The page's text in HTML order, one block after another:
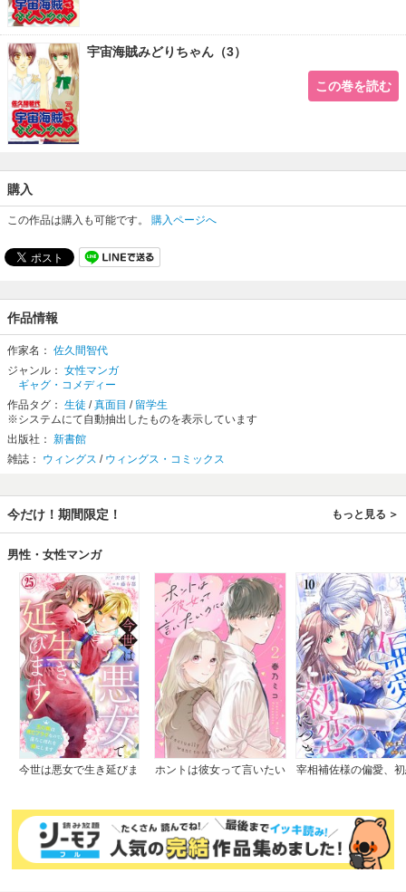
宇宙海賊みどりちゃん（3）
この巻を読む
購入
この作品は購入も可能です。 購入ページへ
作品情報
作家名： 佐久間智代
ジャンル： 女性マンガ
ギャグ・コメディー
作品タグ： 生徒 /真面目 / 留学生
※システムにて自動抽出したものを表示しています
出版社： 新書館
雑誌： ウィングス / ウィングス・コミックス
今だけ！期間限定！ もっと見る
男性・女性マンガ
今世は悪女で生き延びま
します～
ホントは彼女って言いたい
宰相補佐様の偏愛、